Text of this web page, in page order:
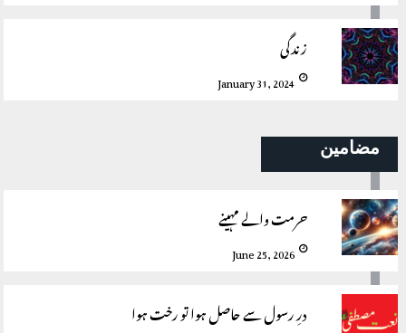
زندگی
January 31, 2024
مضامین
حرمت والے مہینے
June 25, 2026
درِ رسول سے حاصل ہوا تو رخت ہوا